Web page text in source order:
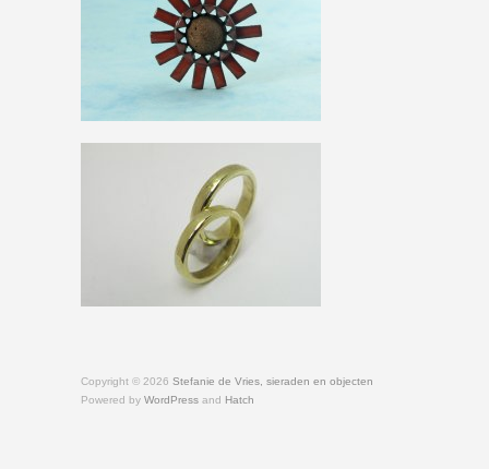
Copyright © 2026 Stefanie de Vries, sieraden en objecten
Powered by WordPress and Hatch